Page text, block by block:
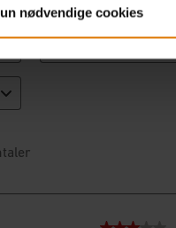
nødvendige cookies